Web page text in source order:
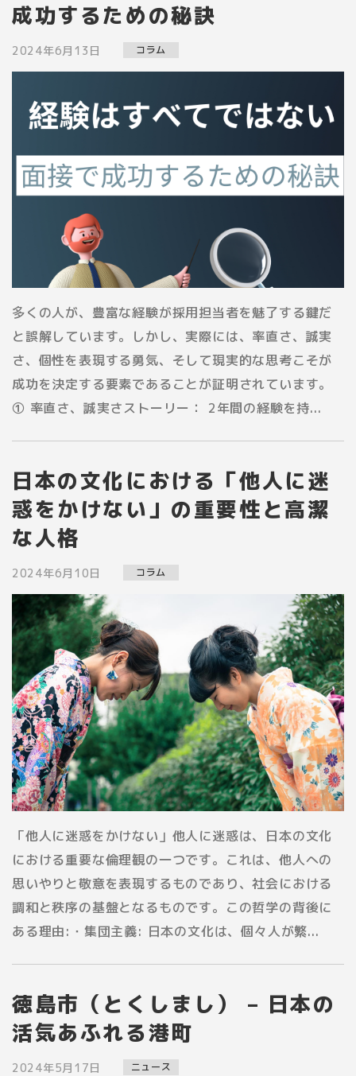
成功するための秘訣
2024年6月13日 コラム
多くの人が、豊富な経験が採用担当者を魅了する鍵だ
と誤解しています。しかし、実際には、率直さ、誠実
さ、個性を表現する勇気、そして現実的な思考こそが
成功を決定する要素であることが証明されています。
① 率直さ、誠実さストーリー： 2年間の経験を持...
日本の文化における「他人に迷
惑をかけない」の重要性と高潔
な人格
2024年6月10日 コラム
「他人に迷惑をかけない」他人に迷惑は、日本の文化
における重要な倫理観の一つです。これは、他人への
思いやりと敬意を表現するものであり、社会における
調和と秩序の基盤となるものです。この哲学の背後に
ある理由:・集団主義: 日本の文化は、個々人が繁...
徳島市（とくしまし） – 日本の
活気あふれる港町
2024年5月17日 ニュース